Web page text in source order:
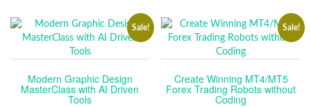
Sale!
Modern Graphic Design
MasterClass with AI Driven
Tools
Sale!
Create Winning MT4/MT5
Forex Trading Robots without
Coding